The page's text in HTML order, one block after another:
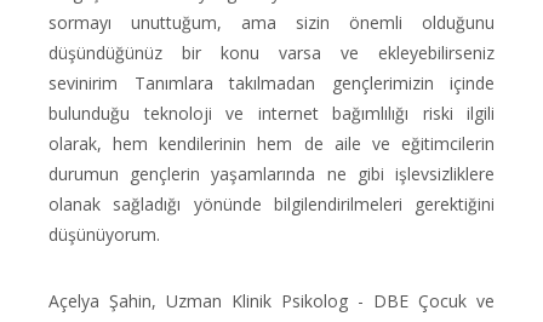
sormayı unuttuğum, ama sizin önemli olduğunu
düşündüğünüz bir konu varsa ve ekleyebilirseniz
sevinirim Tanımlara takılmadan gençlerimizin içinde
bulunduğu teknoloji ve internet bağımlılığı riski ilgili
olarak, hem kendilerinin hem de aile ve eğitimcilerin
durumun gençlerin yaşamlarında ne gibi işlevsizliklere
olanak sağladığı yönünde bilgilendirilmeleri gerektiğini
düşünüyorum.
Açelya Şahin, Uzman Klinik Psikolog - DBE Çocuk ve